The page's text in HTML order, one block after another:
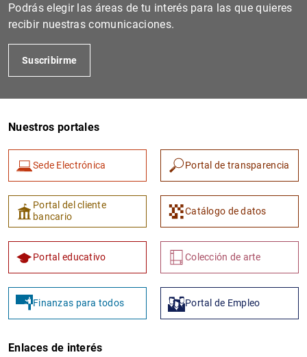
Podrás elegir las áreas de tu interés para las que quieres
recibir nuestras comunicaciones.
Suscribirme
Nuestros portales
Sede Electrónica Portal de transparencia
Portal del cliente
bancario
Catálogo de datos
Portal educativo Colección de arte
Finanzas para todos Portal de Empleo
Enlaces de interés